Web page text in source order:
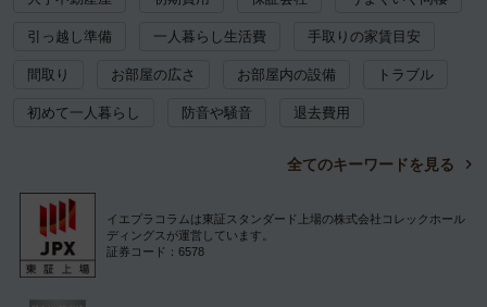
引っ越し準備 一人暮らし生活費 手取りの家賃目安
間取り お部屋の広さ お部屋内の設備 トラブル
初めて一人暮らし 防音や騒音 退去費用
全てのキーワードを見る
イエプラコラムは東証スタンダード上場の株式会社コレックホール
ディングスが運営しています。
証券コード：6578